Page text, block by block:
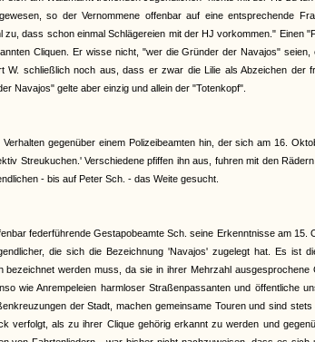
so der Vernommene offenbar auf eine entsprechende
dass schon einmal Schlägereien mit der HJ vorkommen." Einen
Cliquen. Er wisse nicht, "wer die Gründer der Navajos" seien,
schließlich noch aus, dass er zwar die Lilie als Abzeichen der
Navajos" gelte aber einzig und allein der "Totenkopf".
gegenüber einem Polizeibeamten hin, der sich am 16.
Streukuchen.' Verschiedene pfiffen ihn aus, fuhren mit den
- bis auf Peter Sch. - das Weite gesucht.
federführende Gestapobeamte Sch. seine Erkenntnisse am 15.
die sich die Bezeichnung 'Navajos' zugelegt hat. Es ist
werden muss, da sie in ihrer Mehrzahl ausgesprochene
wie Anrempeleien harmloser Straßenpassanten und öffentliche
der Stadt, machen gemeinsame Touren und sind stets
verfolgt, als zu ihrer Clique gehörig erkannt zu werden und